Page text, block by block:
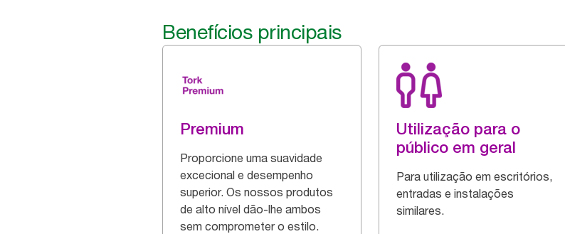
Benefícios principais
Premium
Proporcione uma suavidade
excecional e desempenho
superior. Os nossos produtos
de alto nível dão-lhe ambos
sem comprometer o estilo.
Utilização para o
público em geral
Para utilização em escritórios,
entradas e instalações
similares.